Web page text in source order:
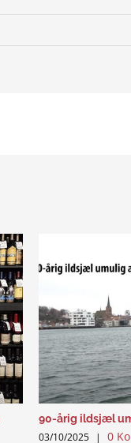
90-årig ildsjæl
03/10/2025 | 0